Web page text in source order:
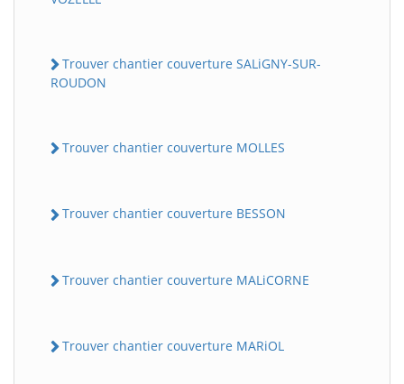
Trouver chantier couverture SALiGNY-SUR-
ROUDON
Trouver chantier couverture MOLLES
Trouver chantier couverture BESSON
Trouver chantier couverture MALiCORNE
Trouver chantier couverture MARiOL